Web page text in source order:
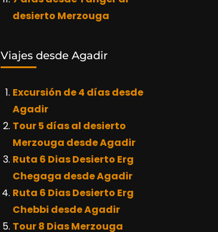
desierto Merzouga
Viajes desde Agadir
Excursión de 4 días desde
Agadir
Tour 5 días al desierto
Merzouga desde Agadir
Ruta 6 Dias Desierto Erg
Chegaga desde Agadir
Ruta 6 Dias Desierto Erg
Chebbi desde Agadir
Tour 8 Dias Merzouga